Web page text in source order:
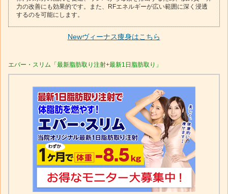
力の改善にも効果的です。また、RFエネルギーが広い範囲に深く浸透
するのを可能にします。
Newヴィーナス痩身はこちら
エバー・スリム「最新脂肪取り注射+最新1日脂肪取り」